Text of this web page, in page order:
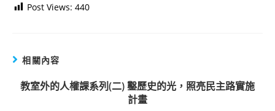
Post Views: 440
相關內容
教室外的人權課系列(二) 鑿歷史的光，照亮民主路實施
計畫